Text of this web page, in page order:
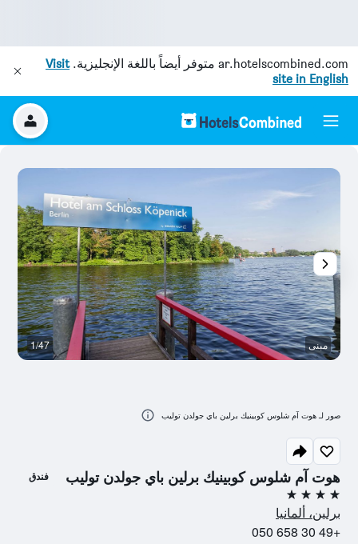
ar.hotelscombined.com متوفر أيضاً باللغة الإنجليزية.Visit
site in English
هوت آم شلوس كوبينيك برلين باي جولدن توليب فندق
4 نجوم
برلين، ألمانيا
+49 30 658 050
مبنى 1/47
صور لـ هوت آم شلوس كوبينيك برلين باي جولدن توليب